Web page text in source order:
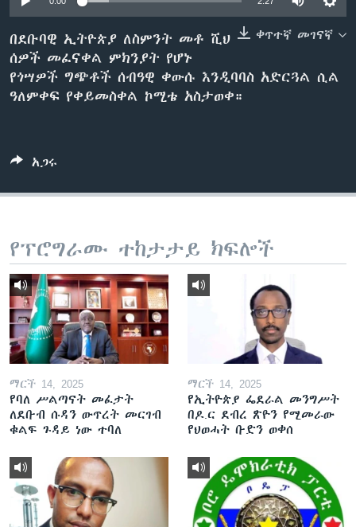
ቋንቋዎች
ቀጥተኛ መገናኛ
በደቡባዊ ኢትዮጵያ ለስምንት መቶ ሺህ
ሰዎች መፈናቀል ምክንያት የሆኑ
የጎሣዎች ግጭቶች ሰብዓዊ ቀውሱ እንዲባባስ አድርጓል ሲል
ዓለምቀፍ የቀይመስቀል ኮሚቴ አስታወቀ።
አጋሩ
የፕሮግራሙ ተከታታይ ክፍሎች
ማርች 14, 2025
የባለ ሥልጣናት መፈታት
ለደቡብ ሱዳን ውጥረት መርገብ
ቁልፍ ጉዳይ ነው ተባለ
ማርች 14, 2025
የኢትዮጵያ ፌደራል መንግሥት
በዶ.ር ደብረ ጽዮን የሚመራው
የህወሓት ቡድን ወቀሰ